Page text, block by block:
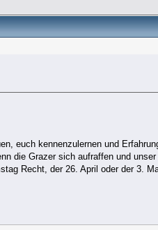
euch kennenzulernen und
die Grazer sich aufraffen und
Recht, der 26. April oder der 3.